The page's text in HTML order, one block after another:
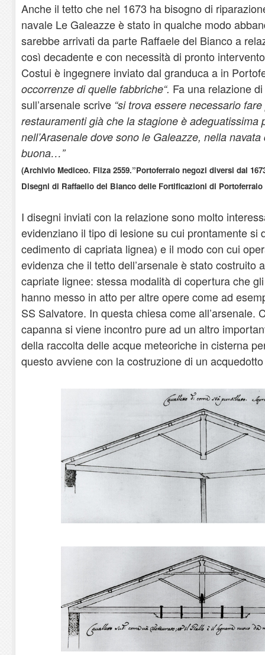
Anche il tetto che nel 1673 ha bisogno di
navale Le Galeazze è stato in qualche modo
sarebbe arrivati da parte Raffaele del Bianco a
così decadente e con necessità di pronto
Costui è ingegnere inviato dal granduca a in
occorrenze di quelle fabbriche“. Fa una relazione
sull’arsenale scrive “si trova essere necessario
restauramenti già che la stagione è adeguatissima
nell’Arasenale dove sono le Galeazze, nella
buona…”
(Archivio Mediceo. Filza 2559.”Portoferraio negozi diversi dal
Disegni di Raffaello del Bianco delle Fortificazioni di
I disegni inviati con la relazione sono molto
evidenziano il tipo di lesione su cui prontamente si
cedimento di capriata lignea) e il modo con cui
evidenza che il tetto dell’arsenale è stato costruito
capriate lignee: stessa modalità di copertura che
hanno messo in atto per altre opere come ad
SS Salvatore. In questa chiesa come all’arsenale.
capanna si viene incontro pure ad un altro
della raccolta delle acque meteoriche in cisterna
questo avviene con la costruzione di un